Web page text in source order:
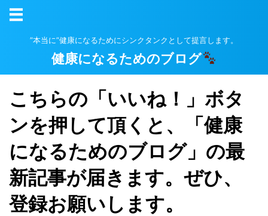
”本当に”健康になるためにシンクタンクとして提言します。
健康になるためのブログ
こちらの「いいね！」ボタ
ンを押して頂くと、「健康
になるためのブログ」の最
新記事が届きます。ぜひ、
登録お願いします。